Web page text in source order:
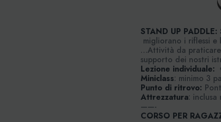
STAND UP PADDLE:
migliorano i riflessi e
…Attività da
supporto dei nostri
Lezione individuale:
Miniclass: minimo 3
Punto di ritrovo:
Attrezzatura: inclusa
——-
CORSO PER